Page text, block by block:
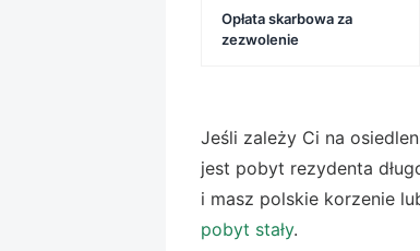
Opłata skarbowa za
zezwolenie
Jeśli zależy Ci na
jest pobyt rezydenta
i masz polskie korzenie
pobyt stały.